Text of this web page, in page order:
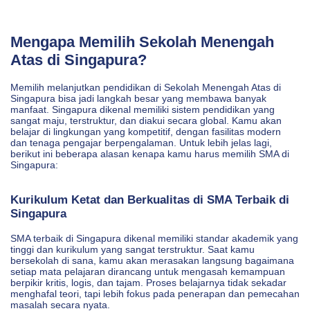
Mengapa Memilih Sekolah Menengah
Atas di Singapura?
Memilih melanjutkan pendidikan di Sekolah Menengah Atas di
Singapura bisa jadi langkah besar yang membawa banyak
manfaat. Singapura dikenal memiliki sistem pendidikan yang
sangat maju, terstruktur, dan diakui secara global. Kamu akan
belajar di lingkungan yang kompetitif, dengan fasilitas modern
dan tenaga pengajar berpengalaman. Untuk lebih jelas lagi,
berikut ini beberapa alasan kenapa kamu harus memilih SMA di
Singapura:
Kurikulum Ketat dan Berkualitas di SMA Terbaik di
Singapura
SMA terbaik di Singapura dikenal memiliki standar akademik yang
tinggi dan kurikulum yang sangat terstruktur. Saat kamu
bersekolah di sana, kamu akan merasakan langsung bagaimana
setiap mata pelajaran dirancang untuk mengasah kemampuan
berpikir kritis, logis, dan tajam. Proses belajarnya tidak sekadar
menghafal teori, tapi lebih fokus pada penerapan dan pemecahan
masalah secara nyata.